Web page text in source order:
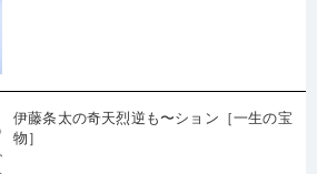
伊藤条太の奇天烈逆も〜ション［一生の宝
物］